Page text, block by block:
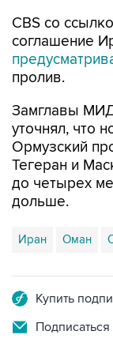
CBS со
соглашение
пролив.
Замглавы
уточнял, что
Ормузский
Тегеран и
до четырех
дольше.
Иран Оман
Купить